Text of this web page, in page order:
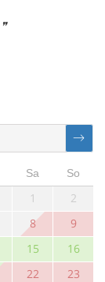
Sa
So
1 2
8 9
15 16
22 23